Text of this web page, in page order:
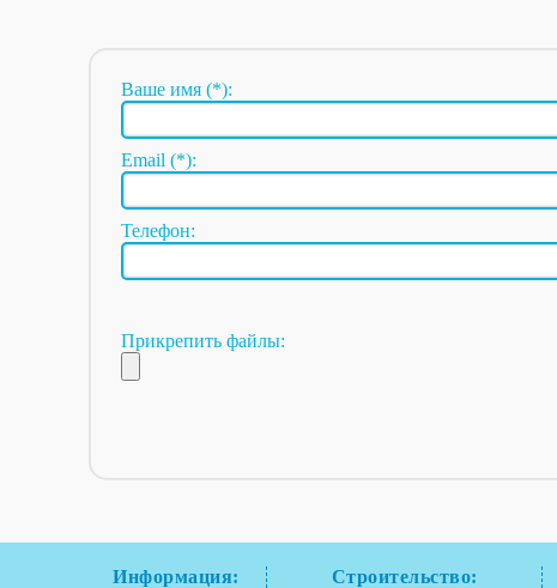
Ваше имя (*):
Email (*):
Телефон:
Прикрепить файлы:
Информация: Строительство: